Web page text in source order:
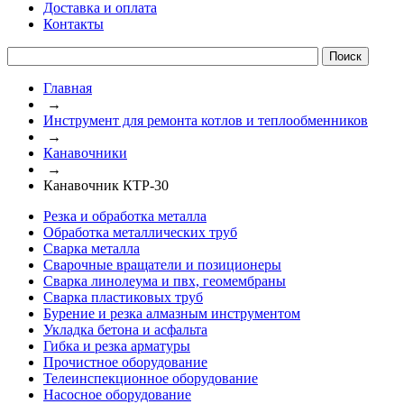
Доставка и оплата
Контакты
Главная
→
Инструмент для ремонта котлов и теплообменников
→
Канавочники
→
Канавочник КТР-30
Резка и обработка металла
Обработка металлических труб
Сварка металла
Сварочные вращатели и позиционеры
Сварка линолеума и пвх, геомембраны
Сварка пластиковых труб
Бурение и резка алмазным инструментом
Укладка бетона и асфальта
Гибка и резка арматуры
Прочистное оборудование
Телеинспекционное оборудование
Насосное оборудование